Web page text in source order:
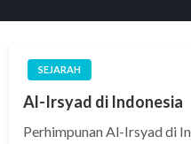
SEJARAH
Al-Irsyad di Indonesia
Perhimpunan Al-Irsyad di